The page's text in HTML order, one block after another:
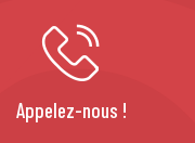
Appelez-nous !